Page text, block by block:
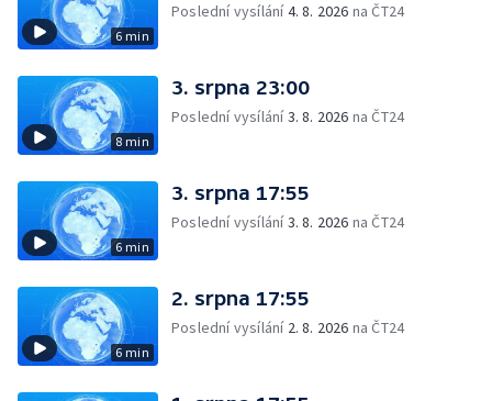
6 min
Poslední vysílání4. 8. 2026 na ČT24
8 min
3. srpna 23:00
Poslední vysílání3. 8. 2026 na ČT24
6 min
3. srpna 17:55
Poslední vysílání3. 8. 2026 na ČT24
6 min
2. srpna 17:55
Poslední vysílání 2. 8. 2026 na ČT24